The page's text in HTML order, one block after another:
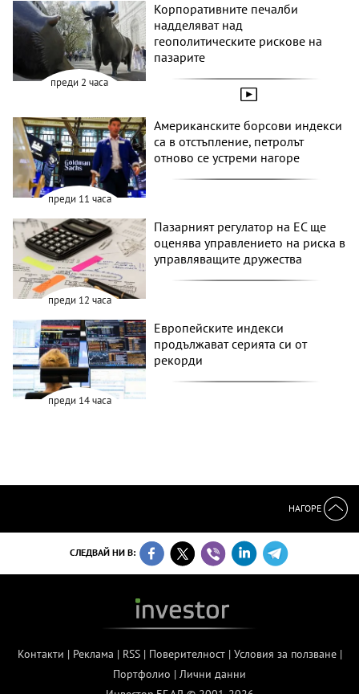
преди 2 часа
Корпоративните печалби
надделяват над
геополитическите рискове на
пазарите
преди 11 часа
Американските борсови индекси
са в отстъпление, петролът
отново се устреми нагоре
преди 12 часа
Пазарният регулатор на ЕС ще
оценява управлението на риска в
управляващите дружества
преди 14 часа
Европейските индекси
продължават серията си от
рекорди
НАГОРЕ
СЛЕДВАЙ НИ В:
Контакти | Реклама | RSS| Поверителност| Условия за ползване|
Портфолио | Лични данни